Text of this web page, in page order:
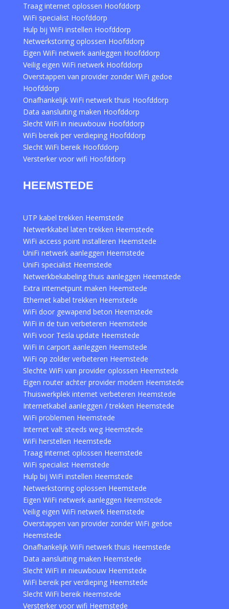
Traag internet oplossen Hoofddorp
WiFi specialist Hoofddorp
Hulp bij WiFi instellen Hoofddorp
Netwerkstoring oplossen Hoofddorp
Eigen WiFi netwerk aanleggen Hoofddorp
Veilig eigen WiFi netwerk Hoofddorp
Overstappen van provider zonder WiFi gedoe
Hoofddorp
Onafhankelijk WiFi netwerk thuis Hoofddorp
Data aansluiting maken Hoofddorp
Slecht WiFi in nieuwbouw Hoofddorp
WiFi bereik per verdieping Hoofddorp
Slecht WiFi bereik Hoofddorp
Versterker voor wifi Hoofddorp
HEEMSTEDE
UTP kabel trekken Heemstede
Netwerkkabel laten trekken Heemstede
WiFi access point installeren Heemstede
UniFi netwerk aanleggen Heemstede
UniFi specialist Heemstede
Netwerkbekabeling thuis aanleggen Heemstede
Extra internetpunt maken Heemstede
Ethernet kabel trekken Heemstede
WiFi door gewapend beton Heemstede
WiFi in de tuin verbeteren Heemstede
WiFi voor Tesla update Heemstede
WiFi in carport aanleggen Heemstede
WiFi op zolder verbeteren Heemstede
Slechte WiFi van provider oplossen Heemstede
Eigen router achter provider modem Heemstede
Thuiswerkplek internet verbeteren Heemstede
Internetkabel aanleggen / trekken Heemstede
WiFi problemen Heemstede
Internet valt steeds weg Heemstede
WiFi herstellen Heemstede
Traag internet oplossen Heemstede
WiFi specialist Heemstede
Hulp bij WiFi instellen Heemstede
Netwerkstoring oplossen Heemstede
Eigen WiFi netwerk aanleggen Heemstede
Veilig eigen WiFi netwerk Heemstede
Overstappen van provider zonder WiFi gedoe
Heemstede
Onafhankelijk WiFi netwerk thuis Heemstede
Data aansluiting maken Heemstede
Slecht WiFi in nieuwbouw Heemstede
WiFi bereik per verdieping Heemstede
Slecht WiFi bereik Heemstede
Versterker voor wifi Heemstede